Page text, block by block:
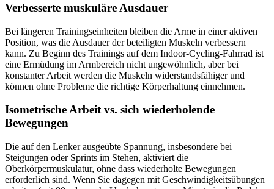
Verbesserte muskuläre Ausdauer
Bei längeren Trainingseinheiten bleiben die Arme in einer aktiven
Position, was die Ausdauer der beteiligten Muskeln verbessern
kann. Zu Beginn des Trainings auf dem Indoor-Cycling-Fahrrad ist
eine Ermüdung im Armbereich nicht ungewöhnlich, aber bei
konstanter Arbeit werden die Muskeln widerstandsfähiger und
können ohne Probleme die richtige Körperhaltung einnehmen.
Isometrische Arbeit vs. sich wiederholende
Bewegungen
Die auf den Lenker ausgeübte Spannung, insbesondere bei
Steigungen oder Sprints im Stehen, aktiviert die
Oberkörpermuskulatur, ohne dass wiederholte Bewegungen
erforderlich sind. Wenn Sie dagegen mit Geschwindigkeitsübungen